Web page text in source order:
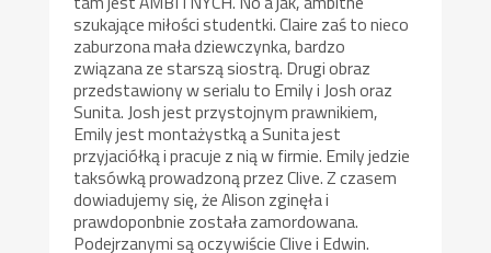
szukające miłości studentki. Claire zaś to nieco
zaburzona mała dziewczynka, bardzo
związana ze starszą siostrą. Drugi obraz
przedstawiony w serialu to Emily i Josh oraz
Sunita. Josh jest przystojnym prawnikiem,
Emily jest montażystką a Sunita jest
przyjaciółką i pracuje z nią w firmie. Emily jedzie
taksówką prowadzoną przez Clive. Z czasem
dowiadujemy się, że Alison zginęła i
prawdoponbnie została zamordowana.
Podejrzanymi są oczywiście Clive i Edwin.